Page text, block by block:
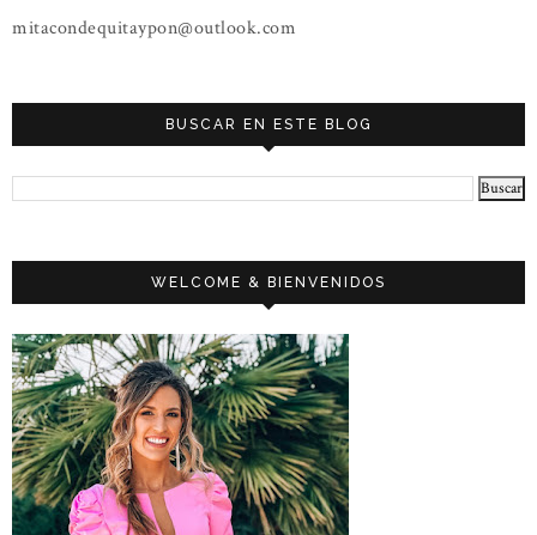
mitacondequitaypon@outlook.com
BUSCAR EN ESTE BLOG
WELCOME & BIENVENIDOS